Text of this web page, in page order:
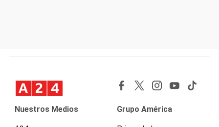
Nuestros Medios Grupo América